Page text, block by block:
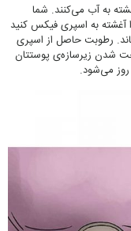
به آب می‌کنند. شما
آغشته به اسپری فیکس کنید
رطوبت حاصل از اسپری
شدن زیرسازه‌ی پوستتان
می‌شود.